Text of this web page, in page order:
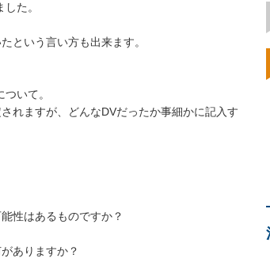
た。
という言い方も出来ます。
いて。
れますが、どんなDVだったか事細かに記入す
性はあるものですか？
ありますか？